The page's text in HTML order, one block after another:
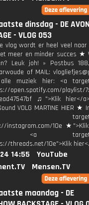
dinsdag - DE
- VLOG 053
vlog wordt er heel veel
meer en minder succes ★
Leuk joh! » Postbus
of MAIL:
muziek hier: <a
open.spotify.com/playlist/
♫">Klik hier</
VOLG MARTINE HIER ★
instagram.com/10e
<a
threads.net/10e">Klik
14:55
YouTube
Mensen.TV
maandag - DE